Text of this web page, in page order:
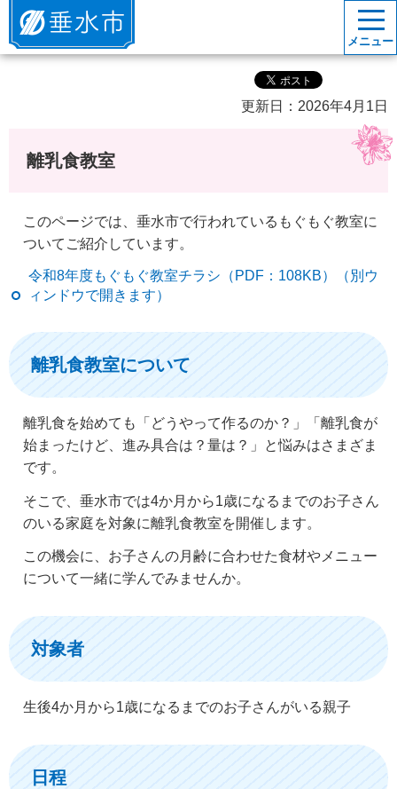
垂水市
メニュー
更新日：2026年4月1日
離乳食教室
このページでは、垂水市で行われているもぐもぐ教室に
ついてご紹介しています。
令和8年度もぐもぐ教室チラシ（PDF：108KB）（別ウ
ィンドウで開きます）
離乳食教室について
離乳食を始めても「どうやって作るのか？」「離乳食が
始まったけど、進み具合は？量は？」と悩みはさまざま
です。
そこで、垂水市では4か月から1歳になるまでのお子さん
のいる家庭を対象に離乳食教室を開催します。
この機会に、お子さんの月齢に合わせた食材やメニュー
について一緒に学んでみませんか。
対象者
生後4か月から1歳になるまでのお子さんがいる親子
日程